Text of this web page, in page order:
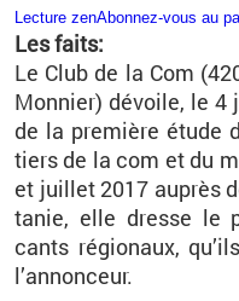
Lecture zenAbonnez-vous au
Les faits:
Le Club de la Com
Mon­nier) dé­voile, le 4
de la pre­mière étude
tiers de la com et du
et juillet 2017 au­près
ta­nie, elle dresse le
cants ré­gio­naux,
l’an­non­ceur.